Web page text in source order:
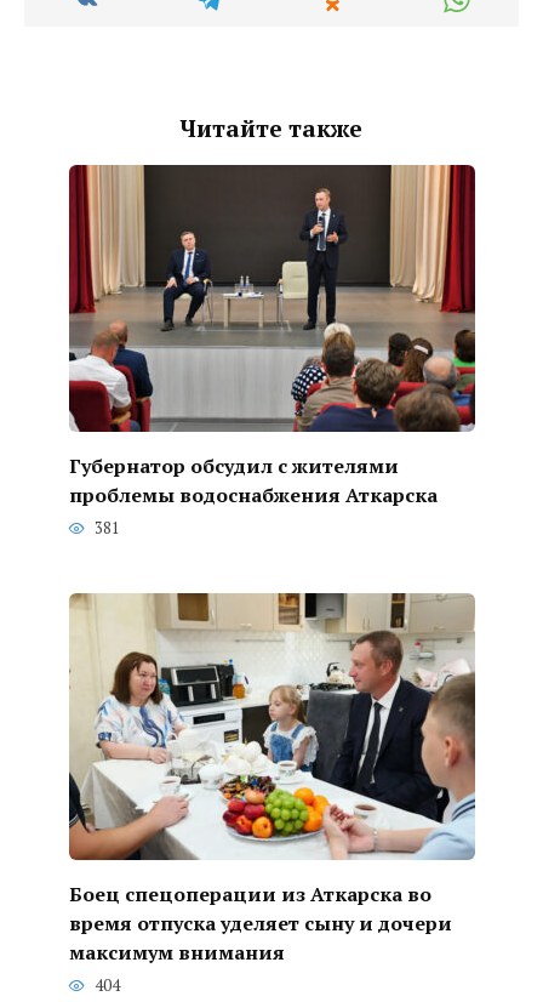
Читайте также
Губернатор обсудил с жителями
проблемы водоснабжения Аткарска
381
Боец спецоперации из Аткарска во
время отпуска уделяет сыну и дочери
максимум внимания
404